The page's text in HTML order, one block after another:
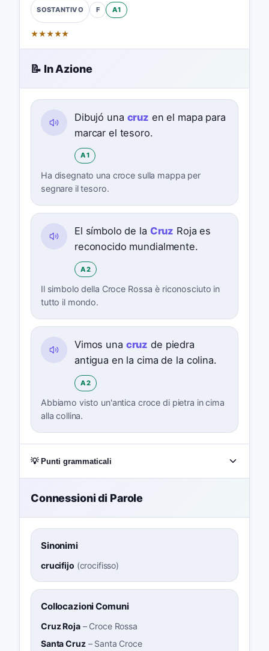
SOSTANTIVO F A1
★★★★★
📝 In Azione
Dibujó una cruz en el mapa para
marcar el tesoro.
A1
Ha disegnato una croce sulla mappa per
segnare il tesoro.
El símbolo de la Cruz Roja es
reconocido mundialmente.
A2
Il simbolo della Croce Rossa è riconosciuto in
tutto il mondo.
Vimos una cruz de piedra
antigua en la cima de la colina.
A2
Abbiamo visto un'antica croce di pietra in cima
alla collina.
💡 Punti grammaticali
Connessioni di Parole
Sinonimi
crucifijo (crocifisso)
Collocazioni Comuni
Cruz Roja– Croce Rossa
Santa Cruz– Santa Croce